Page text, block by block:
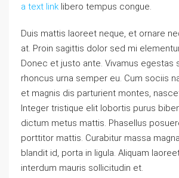
a text link libero tempus congue.
Duis mattis laoreet neque, et ornare
at. Proin sagittis dolor sed mi
Donec et justo ante. Vivamus egestas
rhoncus urna semper eu. Cum sociis
et magnis dis parturient montes,
Integer tristique elit lobortis purus
dictum metus mattis. Phasellus
porttitor mattis. Curabitur massa
blandit id, porta in ligula. Aliquam
interdum mauris sollicitudin et.